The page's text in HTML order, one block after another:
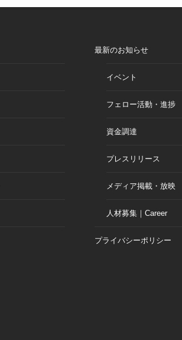
最新のお知らせ
イベント
フェロー活動・進捗
資金調達
プレスリリース
メディア掲載・放映
人材募集｜Career
プライバシーポリシー